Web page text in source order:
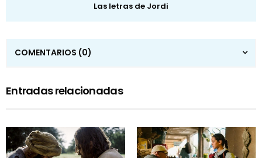
Las letras de Jordi
COMENTARIOS (0)
Entradas relacionadas